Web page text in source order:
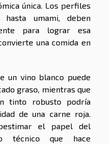
única. Los perfiles
umami, deben
para lograr esa
una comida en
un vino blanco puede
graso, mientras que
tinto robusto podría
de una carne roja.
el papel del
técnico que hace